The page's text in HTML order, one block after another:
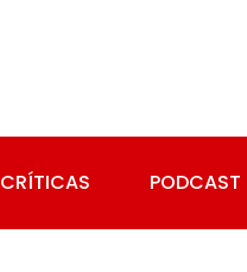
CRÍTICAS PODCAST